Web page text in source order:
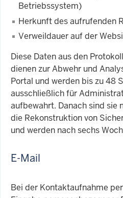
Betriebssystem)
Herkunft des aufrufenden
Verweildauer auf der
Diese Daten aus den
dienen zur Abwehr und
Portal und werden bis zu 48
ausschließlich für
aufbewahrt. Danach sind sie
die Rekonstruktion von
und werden nach sechs
E-Mail
Bei der Kontaktaufnahme